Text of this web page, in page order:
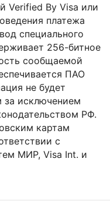
Verified By Visa или
платежа
специального
256-битное
сообщаемой
ПАО
не будет
за исключением
РФ.
картам
с
МИР, Visa Int. и